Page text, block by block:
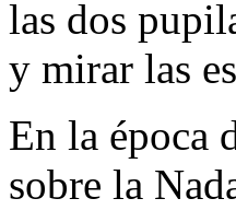
las dos
y mirar las
En la época
sobre la